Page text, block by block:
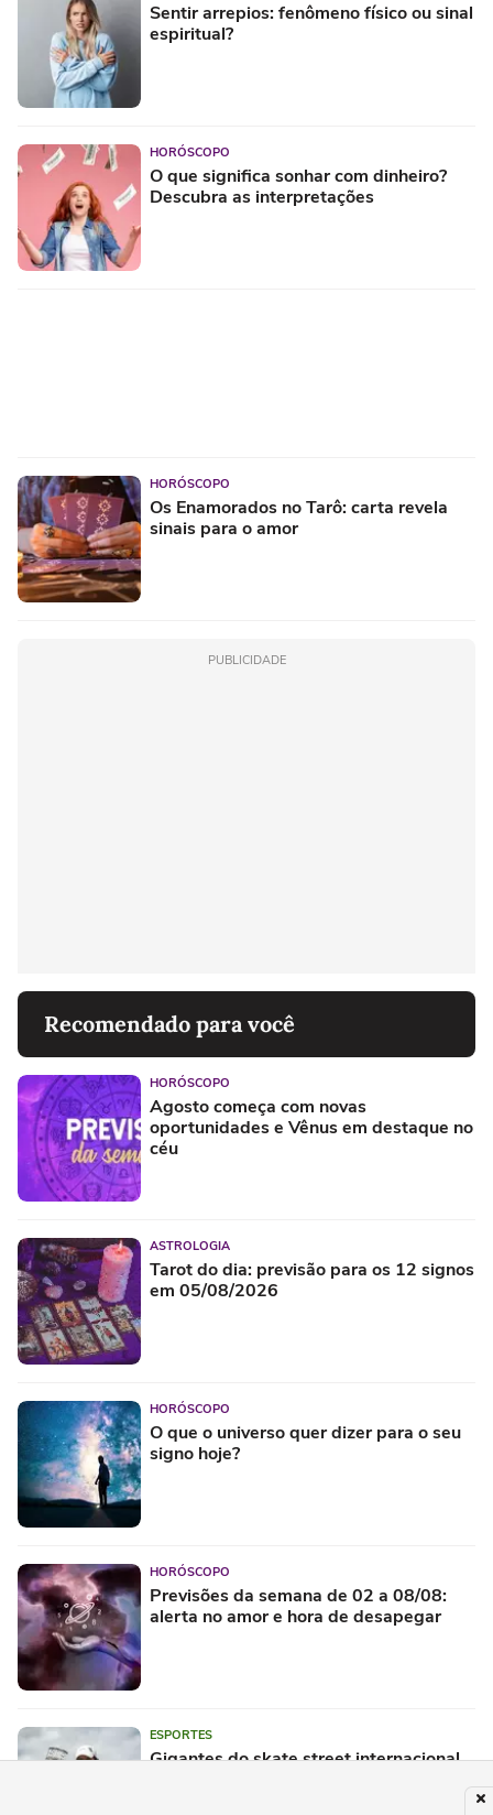
Sentir arrepios: fenômeno físico ou sinal
espiritual?
HORÓSCOPO
O que significa sonhar com dinheiro?
Descubra as interpretações
HORÓSCOPO
Os Enamorados no Tarô: carta revela
sinais para o amor
PUBLICIDADE
Recomendado para você
HORÓSCOPO
Agosto começa com novas
oportunidades e Vênus em destaque no
céu
ASTROLOGIA
Tarot do dia: previsão para os 12 signos
em 05/08/2026
HORÓSCOPO
O que o universo quer dizer para o seu
signo hoje?
HORÓSCOPO
Previsões da semana de 02 a 08/08:
alerta no amor e hora de desapegar
ESPORTES
Gigantes do skate street internacional